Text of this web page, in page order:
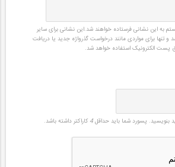
به این نشانی فرستاده خواهند شد.این نشانی برای سایر
و تنها برای مواردی مانند درخواست گذرواژه جدید یا دریافت
پست الکترونیک استفاده خواهد شد.
پسورد شما باید حداقل4 کاراکتر داشته باشد.